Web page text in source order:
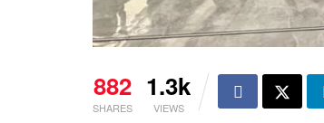
882
SHARES
1.3k
VIEWS